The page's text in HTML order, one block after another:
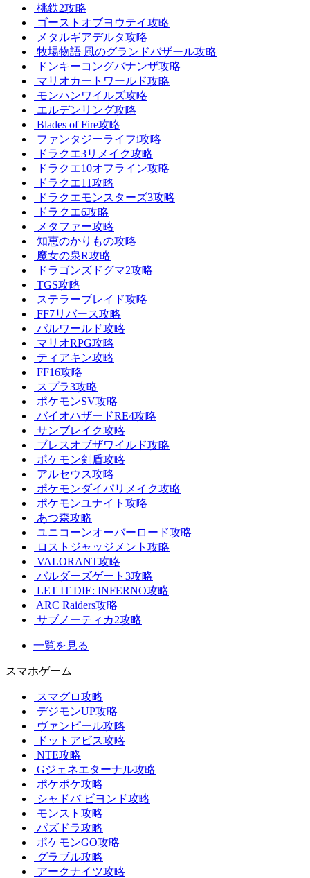
桃鉄2攻略
ゴーストオブヨウテイ攻略
メタルギアデルタ攻略
牧場物語 風のグランドバザール攻略
ドンキーコングバナンザ攻略
マリオカートワールド攻略
モンハンワイルズ攻略
エルデンリング攻略
Blades of Fire攻略
ファンタジーライフi攻略
ドラクエ3リメイク攻略
ドラクエ10オフライン攻略
ドラクエ11攻略
ドラクエモンスターズ3攻略
ドラクエ6攻略
メタファー攻略
知恵のかりもの攻略
魔女の泉R攻略
ドラゴンズドグマ2攻略
TGS攻略
ステラーブレイド攻略
FF7リバース攻略
パルワールド攻略
マリオRPG攻略
ティアキン攻略
FF16攻略
スプラ3攻略
ポケモンSV攻略
バイオハザードRE4攻略
サンブレイク攻略
ブレスオブザワイルド攻略
ポケモン剣盾攻略
アルセウス攻略
ポケモンダイパリメイク攻略
ポケモンユナイト攻略
あつ森攻略
ユニコーンオーバーロード攻略
ロストジャッジメント攻略
VALORANT攻略
バルダーズゲート3攻略
LET IT DIE: INFERNO攻略
ARC Raiders攻略
サブノーティカ2攻略
一覧を見る
スマホゲーム
スマグロ攻略
デジモンUP攻略
ヴァンピール攻略
ドットアビス攻略
NTE攻略
Gジェネエターナル攻略
ポケポケ攻略
シャドバ ビヨンド攻略
モンスト攻略
パズドラ攻略
ポケモンGO攻略
グラブル攻略
アークナイツ攻略